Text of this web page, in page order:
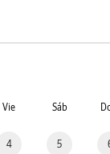
Vie Sáb
4 5